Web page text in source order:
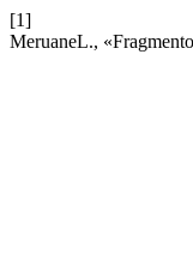
[1]
MeruaneL.,